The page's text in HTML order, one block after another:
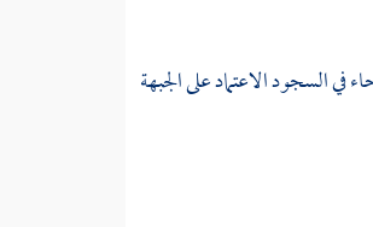
في السجود الاعتماد على الجبهة